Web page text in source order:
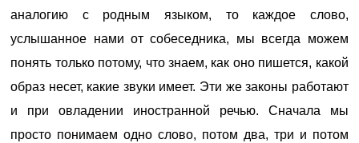
аналогию с родным языком, то каждое слово,
услышанное нами от собеседника, мы всегда можем
понять только потому, что знаем, как оно пишется, какой
образ несет, какие звуки имеет. Эти же законы работают
и при овладении иностранной речью. Сначала мы
просто понимаем одно слово, потом два, три и потом